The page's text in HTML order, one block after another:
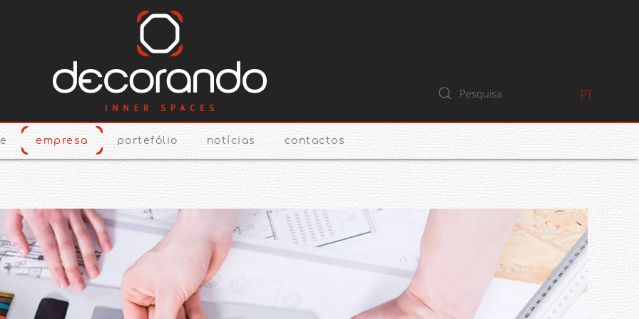
PT
empresa portefólio notícias contactos